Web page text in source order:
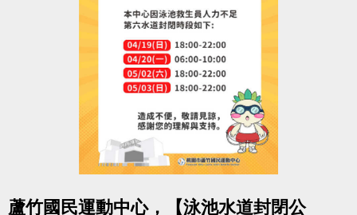
https://www.lzsports.com.tw/zh_TW/news/pageID/1/
-FB : 桃園市蘆竹國民運動中心
-IG : @luzhusports
蘆竹國民運動中心，【泳池水道封閉公